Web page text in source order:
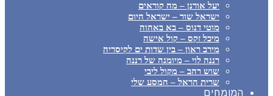
יעל אורנן – מה קוראים
ישראל שור – ישראל היום
מוטי דנוס – בא באהוה
מיכל זקס – קול אישה
מירב ראון – בין שדות ים לקיסריה
רננה לוי – מיומנה של רננה
שוש רהב – מקול ליבי
שרית הראל – המסע שלי
המומחים